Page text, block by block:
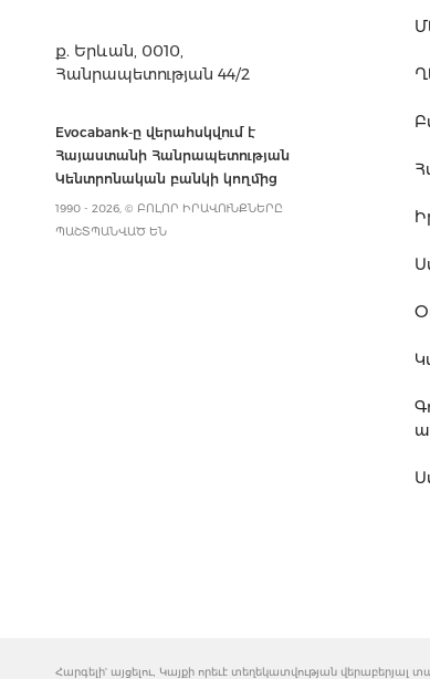
ք. Երևան, 0010,
Հանրապետության 44/2
Evocabank-ը վերահսկվում է
Հայաստանի Հանրապետության
Կենտրոնական բանկի կողմից
1990 - 2026, © ԲՈԼՈՐ ԻՐԱՎՈՒՆՔՆԵՐԸ
ՊԱՇՏՊԱՆՎԱԾ ԵՆ
Հարգելի' այցելու, Կայքի որեւէ տեղեկատվության